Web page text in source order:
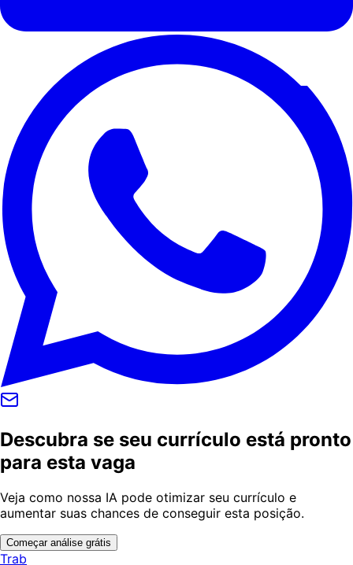
Descubra se seu currículo está pronto
para esta vaga
Veja como nossa IA pode otimizar seu currículo e
aumentar suas chances de conseguir esta posição.
Começar análise grátis
Trab